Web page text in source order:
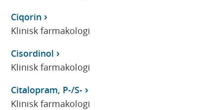
Ciqorin
Klinisk farmakologi
Cisordinol
Klinisk farmakologi
Citalopram, P-/S-
Klinisk farmakologi